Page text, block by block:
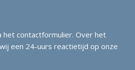
het contactformulier. Over het
een 24-uurs reactietijd op onze